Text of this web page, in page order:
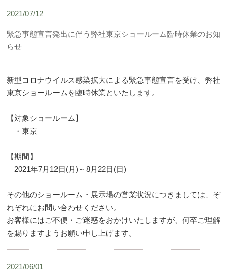
2021/07/12
緊急事態宣言発出に伴う弊社東京ショールーム臨時休業のお知
らせ
新型コロナウイルス感染拡大による緊急事態宣言を受け、弊社
東京ショールームを臨時休業といたします。
【対象ショールーム】
・東京
【期間】
2021年7月12日(月)～8月22日(日)
その他のショールーム・展示場の営業状況につきましては、ぞ
れぞれにお問い合わせください。
お客様にはご不便・ご迷惑をおかけいたしますが、何卒ご理解
を賜りますようお願い申し上げます。
2021/06/01